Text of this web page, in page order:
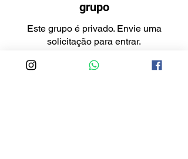
grupo
Este grupo é privado. Envie uma
solicitação para entrar.